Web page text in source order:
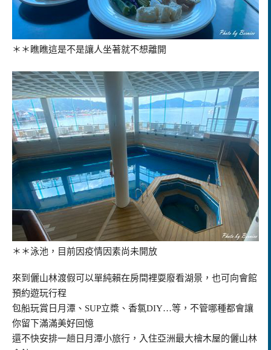
＊＊瞧瞧這是不是讓人坐著就不想離開
＊＊泳池，目前因疫情因素尚未開放
來到儷山林渡假可以單純賴在房間裡耍廢看湖景，也可向會館
預約遊玩行程
包船玩賞日月潭、SUP立槳、香氯DIY…等，不管哪種都會讓
你留下滿滿美好回憶
還不快安排一趟日月潭小旅行，入住亞洲最大檜木屋的儷山林